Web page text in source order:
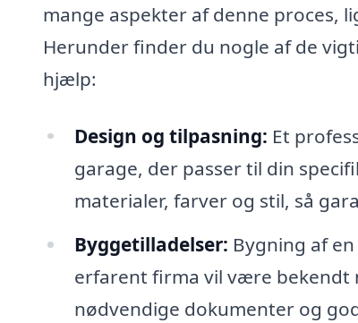
mange aspekter af denne proces,
Herunder finder du nogle af de
hjælp:
Design og tilpasning: Et
garage, der passer til din
materialer, farver og stil, så
Byggetilladelser: Bygning af
erfarent firma vil være bekendt
nødvendige dokumenter og